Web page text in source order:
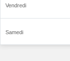
Vendredi
Samedi